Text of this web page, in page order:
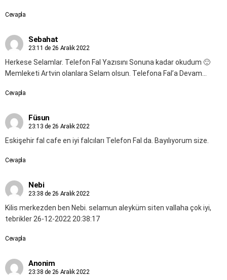
Cevapla
Sebahat
23:11 de 26 Aralık 2022
Herkese Selamlar. Telefon Fal Yazısını Sonuna kadar okudum 🙂
Memleketi Artvin olanlara Selam olsun. Telefona Fal’a Devam…
Cevapla
Füsun
23:13 de 26 Aralık 2022
Eskişehir fal cafe en iyi falcıları Telefon Fal da. Bayılıyorum size.
Cevapla
Nebi
23:38 de 26 Aralık 2022
Kilis merkezden ben Nebi. selamun aleyküm siten vallaha çok iyi,
tebrikler 26-12-2022 20:38:17
Cevapla
Anonim
23:38 de 26 Aralık 2022